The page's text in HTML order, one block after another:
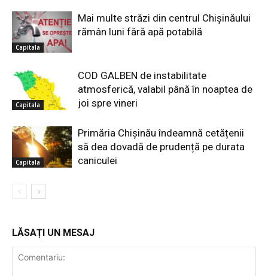
Capitala
Mai multe străzi din centrul Chișinăului
rămân luni fără apă potabilă
Capitala
COD GALBEN de instabilitate
atmosferică, valabil până în noaptea de
joi spre vineri
Capitala
Primăria Chișinău îndeamnă cetățenii
să dea dovadă de prudență pe durata
caniculei
LĂSAȚI UN MESAJ